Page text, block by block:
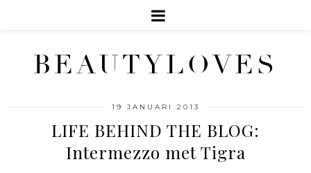
BEAUTYLOVES
19 JANUARI 2013
LIFE BEHIND THE BLOG:
Intermezzo met Tigra